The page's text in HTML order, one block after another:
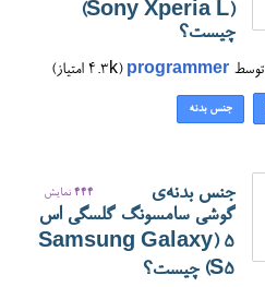
(Sony Xperia L)
چیست؟
توسط programmer
(
4.3k امتیاز)
جنس بدنه
444 نمایش
جنس بدنه‌ی
گوشی سامسونگ گلسگی اس
۵ (Samsung Galaxy
S5) چیست؟